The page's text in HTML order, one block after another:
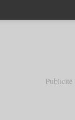
Publicité